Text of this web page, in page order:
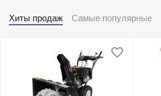
Хиты продаж Самые популярные